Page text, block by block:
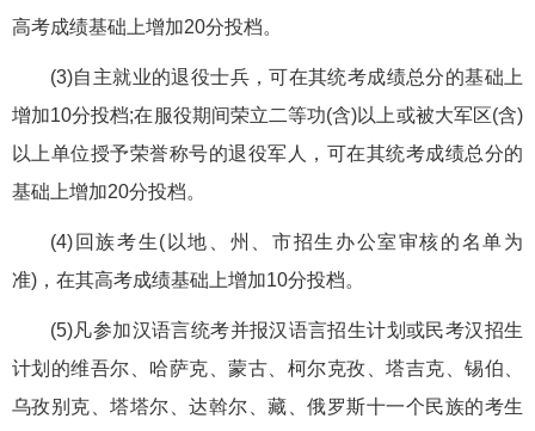
高考成绩基础上增加20分投档。
(3)自主就业的退役士兵，可在其统考成绩总分的基础上
增加10分投档;在服役期间荣立二等功(含)以上或被大军区(含)
以上单位授予荣誉称号的退役军人，可在其统考成绩总分的
基础上增加20分投档。
(4)回族考生(以地、州、市招生办公室审核的名单为
准)，在其高考成绩基础上增加10分投档。
(5)凡参加汉语言统考并报汉语言招生计划或民考汉招生
计划的维吾尔、哈萨克、蒙古、柯尔克孜、塔吉克、锡伯、
乌孜别克、塔塔尔、达斡尔、藏、俄罗斯十一个民族的考生